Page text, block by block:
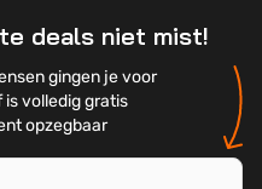
deals niet mist!
gingen je voor
is volledig gratis
opzegbaar